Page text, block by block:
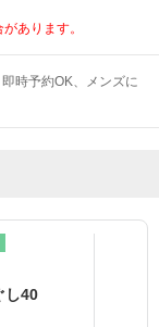
あります。
即時予約OK
メンズに
し40